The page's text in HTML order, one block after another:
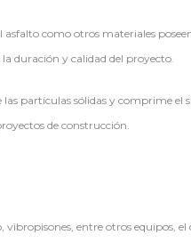
como otros materiales
duración y calidad del proyecto.
partículas sólidas y comprime
de construcción.
entre otros equipos,